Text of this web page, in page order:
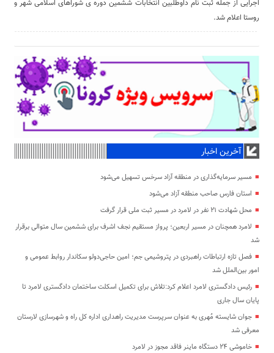
اجرایی از جمله ثبت نام داوطلبین انتخابات ششمین دوره ی شوراهای اسلامی شهر و
روستا اعلام شد.
آخرین اخبار
مسیر سرمایه‌گذاری در منطقه آزاد سرخس تسهیل می‌شود
استان فارس صاحب منطقه آزاد می‌شود
محل شهادت ۲۱ نفر در لامرد در مسیر ثبت ملی قرار گرفت
لامرد همچنان در مسیر اربعین؛ پرواز مستقیم نجف اشرف برای ششمین سال متوالی برقرار
شد
فصل تازه ارتباطات راهبردی در پتروشیمی جم؛ امین حاجی‌دولو سکاندار روابط عمومی و
امور بین‌الملل شد
رئیس دادگستری لامرد اعلام کرد:تلاش برای تکمیل اسکلت ساختمان دادگستری لامرد تا
پایان سال جاری
جوان شایسته مُهری به عنوان سرپرست مدیریت راهداری اداره کل راه و شهرسازی لارستان
معرفی شد
خاموشی ۲۴ دستگاه ماینر فاقد مجوز در لامرد